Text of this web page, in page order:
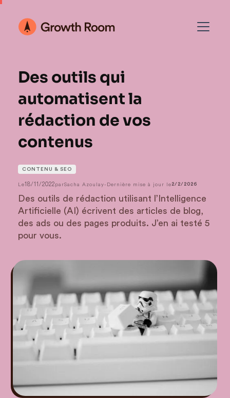
Des outils qui
automatisent la
rédaction de vos
contenus
CONTENU & SEO
Le18/11/2022parSacha Azoulay- Dernière mise à jour le 2/2/2026
Des outils de rédaction utilisant l’Intelligence
Artificielle (AI) écrivent des articles de blog,
des ads ou des pages produits. J’en ai testé 5
pour vous.